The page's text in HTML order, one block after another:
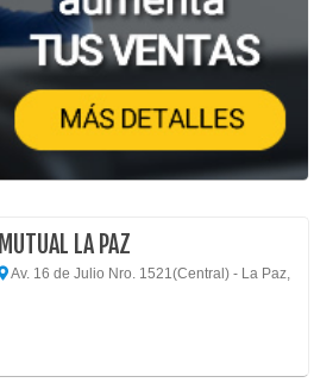
MUTUAL LA PAZ
Av. 16 de Julio Nro. 1521(Central) - La Paz,